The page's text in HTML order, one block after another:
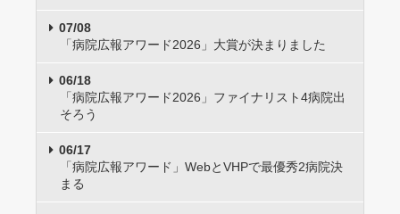
07/08
「病院広報アワード2026」大賞が決まりました
06/18
「病院広報アワード2026」ファイナリスト4病院出
そろう
06/17
「病院広報アワード」WebとVHPで最優秀2病院決
まる